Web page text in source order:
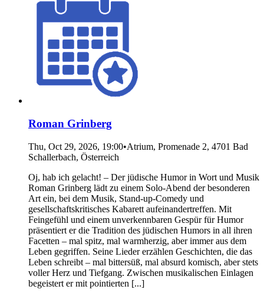
Roman Grinberg
Thu, Oct 29, 2026, 19:00•Atrium, Promenade 2, 4701 Bad
Schallerbach, Österreich
Oj, hab ich gelacht! – Der jüdische Humor in Wort und Musik
Roman Grinberg lädt zu einem Solo-Abend der besonderen
Art ein, bei dem Musik, Stand-up-Comedy und
gesellschaftskritisches Kabarett aufeinandertreffen. Mit
Feingefühl und einem unverkennbaren Gespür für Humor
präsentiert er die Tradition des jüdischen Humors in all ihren
Facetten – mal spitz, mal warmherzig, aber immer aus dem
Leben gegriffen. Seine Lieder erzählen Geschichten, die das
Leben schreibt – mal bittersüß, mal absurd komisch, aber stets
voller Herz und Tiefgang. Zwischen musikalischen Einlagen
begeistert er mit pointierten [...]